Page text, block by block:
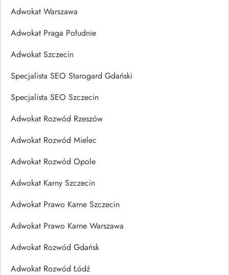
Adwokat Warszawa
Adwokat Praga Południe
Adwokat Szczecin
Specjalista SEO Starogard Gdański
Specjalista SEO Szczecin
Adwokat Rozwód Rzeszów
Adwokat Rozwód Mielec
Adwokat Rozwód Opole
Adwokat Karny Szczecin
Adwokat Prawo Karne Szczecin
Adwokat Prawo Karne Warszawa
Adwokat Rozwód Gdańsk
Adwokat Rozwód Łódź